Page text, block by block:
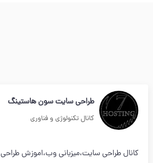
طراحی سایت سون هاستینگ
کانال تکنولوژی و فناوری
کانال طراحی سایت،میزبانی وب،اموزش طراحی